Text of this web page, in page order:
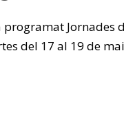
programat Jornades
del 17 al 19 de